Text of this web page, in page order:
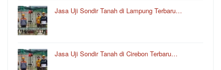
Jasa Uji Sondir Tanah di Lampung Terbaru…
Jasa Uji Sondir Tanah di Cirebon Terbaru…